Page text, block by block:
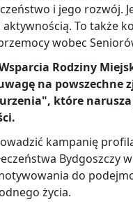
i jego rozwój.
To także
wobec
Rodziny
na powszechne
które
kampanię
Bydgoszczy
do
życia.